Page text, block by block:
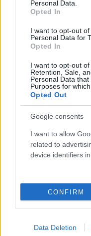
Personal Data.
Opted In
I want to opt-out
Personal Data for
Opted In
I want to opt-out of
Retention, Sale,
Personal Data
Purposes for
Opted Out
Google consents
I want to allow
related to
device identifiers in
CONFIRM
Data Deletion
Σέρρες: «Κάτι
οδηγού»
07.08.2026